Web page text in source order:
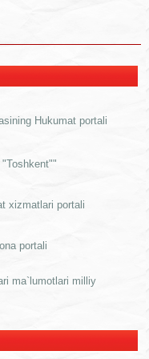
Hukumat portali
xizmatlari portali
portali
ma`lumotlari milliy